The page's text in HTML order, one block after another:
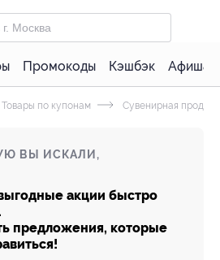
Промокоды Кэшбэк Афиша
Товары по купонам Сувенирная
ВЫ ИСКАЛИ,
акции быстро
предложения, которые